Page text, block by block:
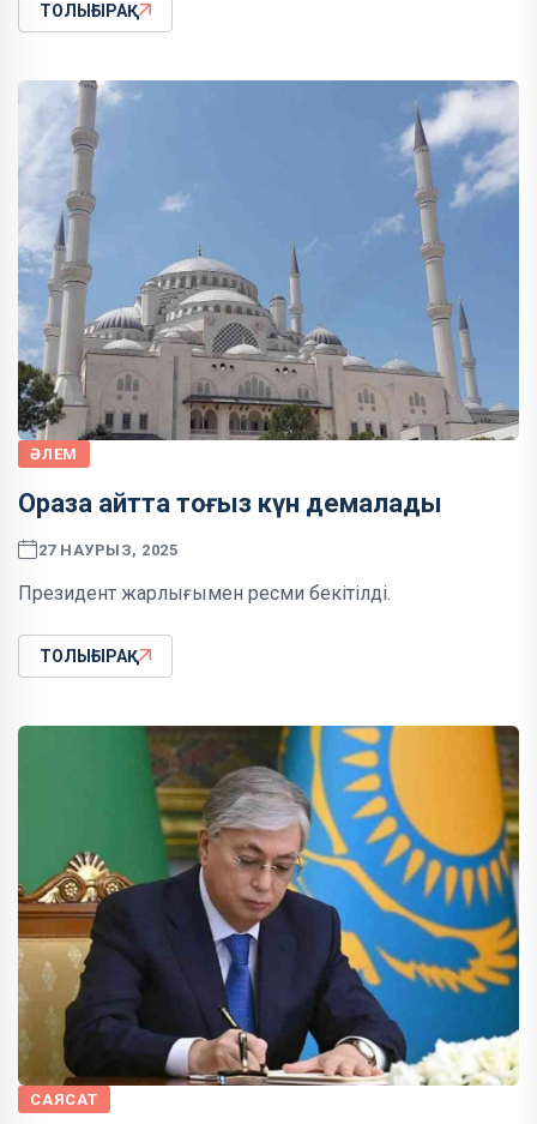
ТОЛЫҒЫРАҚ
ӘЛЕМ
Ораза айтта тоғыз күн демалады
27 НАУРЫЗ, 2025
Президент жарлығымен ресми бекітілді.
ТОЛЫҒЫРАҚ
САЯСАТ